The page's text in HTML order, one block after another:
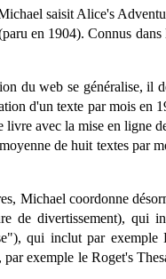
saisit Alice's
en 1904). Connus dans
du web se généralise, il
d'un texte par mois en
livre avec la mise en ligne
de huit textes par
Michael coordonne
de divertissement), qui
qui inclut par
exemple le Roget's